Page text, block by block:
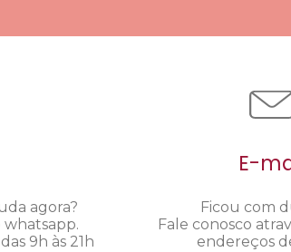
agora?
whatsapp.
9h às 21h
E-
Ficou com
Fale conosco
endereços